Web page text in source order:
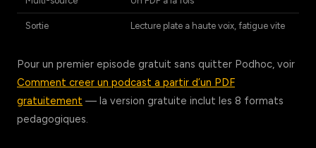
Sortie Lecture plate a haute voix, fatigue vite
Pour un premier episode gratuit sans quitter Podhoc, voir
Comment creer un podcast a partir d’un PDF
gratuitement — la version gratuite inclut les 8 formats
pedagogiques.